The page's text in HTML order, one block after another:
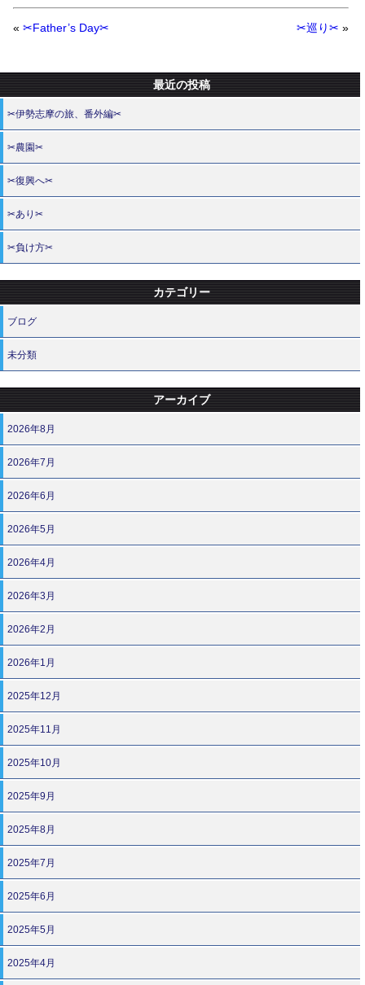
« ✂Father’s Day✂ ✂巡り✂ »
最近の投稿
✂伊勢志摩の旅、番外編✂
✂農園✂
✂復興へ✂
✂あり✂
✂負け方✂
カテゴリー
ブログ
未分類
アーカイブ
2026年8月
2026年7月
2026年6月
2026年5月
2026年4月
2026年3月
2026年2月
2026年1月
2025年12月
2025年11月
2025年10月
2025年9月
2025年8月
2025年7月
2025年6月
2025年5月
2025年4月